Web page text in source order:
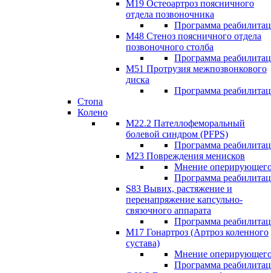
М19 Остеоартроз поясничного
отдела позвоночника
Программа
M48 Стеноз поясничного отдела
позвоночного столба
Программа
М51 Протрузия межпозвонкового
диска
Программа
Стопа
Колено
М22.2 Пателлофеморальный
болевой синдром (PFPS)
Программа
М23 Повреждения менисков
Мнение
Программа
S83 Вывих, растяжение и
перенапряжение капсульно-
связочного аппарата
Программа
М17 Гонартроз (Артроз коленного
сустава)
Мнение
Программа